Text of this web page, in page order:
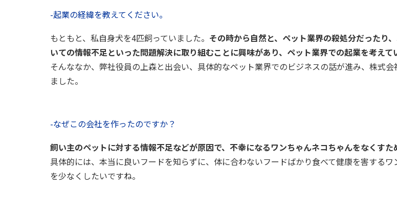
-起業の経緯を教えてください。
もともと、私自身犬を4匹飼っていました。 その時から自然と、ペット業界の殺処分だったり
いての情報不足といった問題解決に取り組むことに興味があり、ペット業界での起業を考えて
そんななか、弊社役員の上森と出会い、具体的なペット業界でのビジネスの話が進み、株式
ました。
-なぜこの会社を作ったのですか？
飼い主のペットに対する情報不足などが原因で、不幸になるワンちゃんネコちゃんをなくすた
具体的には、本当に良いフードを知らずに、体に合わないフードばかり食べて健康を害する
を少なくしたいですね。